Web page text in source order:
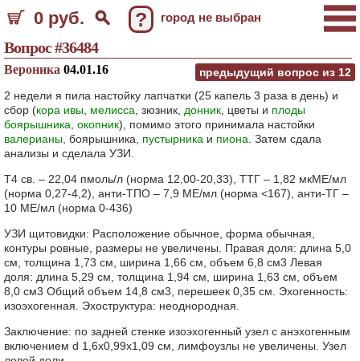
0 руб. ? город не выбран
Вопрос #36484
предыдущий вопрос из 12
Вероника 04.01.16
2 недели я пила настойку лапчатки (25 капель 3 раза в день) и
сбор (кора ивы мелисса , зюзник, донник , цветы и плоды
боярышника окопник), помимо этого принимала настойки
валерианы , боярышника, пустырника и пиона . Затем сдала
анализы и сделала УЗИ.
Т4 св. – 22,04 пмоль/л (норма 12,00-20,33), ТТГ – 1,82 мкМЕ/мл
(норма 0,27-4,2), анти-ТПО – 7,9 МЕ/мл (норма <167), анти-ТГ –
10 МЕ/мл (норма 0-436)
УЗИ щитовидки: Расположение обычное, форма обычная,
контуры ровные, размеры не увеличены. Правая доля: длина 5,0
см, толщина 1,73 см, ширина 1,66 см, объем 6,8 см3 Левая
доля: длина 5,29 см, толщина 1,94 см, ширина 1,63 см, объем
8,0 см3 Общий объем 14,8 см3, перешеек 0,35 см. Эхогенность:
изоэхогенная. Эхоструктура: неоднородная.
Заключение: по задней стенке изоэхогенный узел с анэхогенным
включением d 1,6х0,99х1,09 см, лимфоузлы не увеличены. Узел